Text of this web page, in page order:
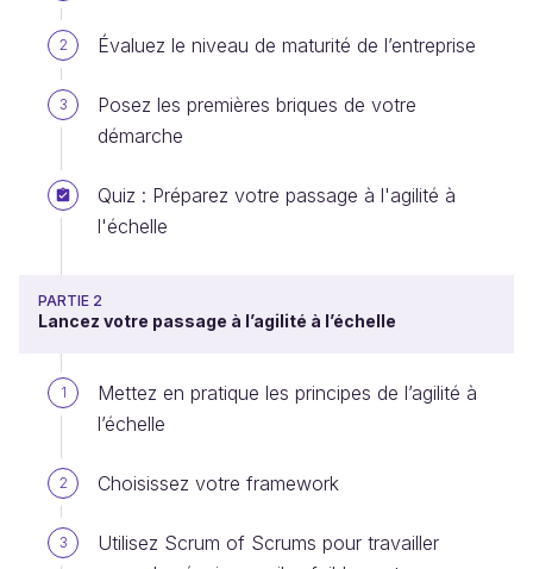
2 Évaluez le niveau de maturité de l’entreprise
3
Posez les premières briques de votre
démarche
Quiz : Préparez votre passage à l'agilité à
l'échelle
PARTIE 2
Lancez votre passage à l’agilité à l’échelle
1
Mettez en pratique les principes de l’agilité à
l’échelle
2 Choisissez votre framework
3
Utilisez Scrum of Scrums pour travailler